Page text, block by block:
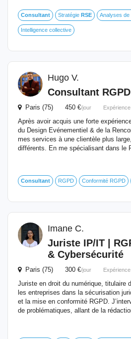
Consultant Stratégie RSE Analyses de
Intelligence collective
Hugo V.
Consultant
Paris (75) 450 €/jour Expérience
Après avoir acquis une forte
du Design Evénementiel & de la
mes services à une clientèle plus
différents. En me spécialisant dans le
Consultant RGPD Conformité RGPD
Imane C.
Juriste IP/IT |
& Cybersécurité
Paris (75) 300 €/jour Expérience
Juriste en droit du numérique, titulaire
les entreprises dans la sécurisation
et la mise en conformité RGPD.
de problématiques, allant de la